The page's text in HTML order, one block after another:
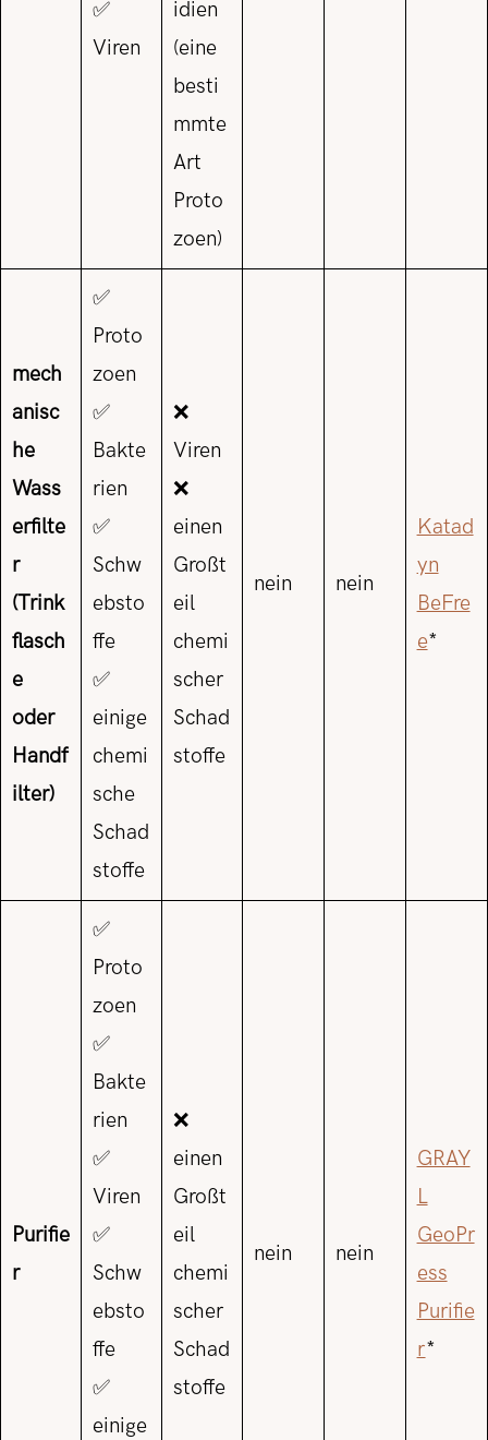
✅
Viren
idien
(eine
besti
mmte
Art
Proto
zoen)
mech
anisc
he
Wass
erfilte
r
(Trink
flasch
e
oder
Handf
ilter)
✅
Proto
zoen
✅
Bakte
rien
✅
Schw
ebsto
ffe
✅
einige
chemi
sche
Schad
stoffe
❌
Viren
❌
einen
Großt
eil
chemi
scher
Schad
stoffe
nein nein
Katad
yn
BeFre
e*
Purifie
r
✅
Proto
zoen
✅
Bakte
rien
✅
Viren
✅
Schw
ebsto
ffe
✅
einige
❌
einen
Großt
eil
chemi
scher
Schad
stoffe
nein nein
GRAY
L
GeoPr
ess
Purifie
r*